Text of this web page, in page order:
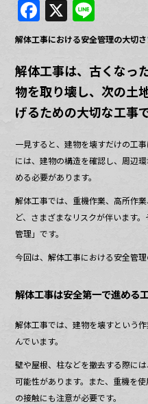
F
a
c
e
b
o
o
k
X
n
e
解体工事における安全管理の大切さ
解体工事は、古くなっ
物を取り壊し、次の土
げるための大切な工事で
一見すると、建物を壊すだけの工
には、建物の構造を確認し、周辺
める必要があります。
解体工事では、重機作業、高所作
ど、さまざまなリスクが伴います
管理」です。
今回は、解体工事における安全管
解体工事は安全第一で進める
解体工事では、建物を壊すという
んでいます。
壁や屋根、柱などを撤去する際に
可能性があります。また、重機を
の接触にも注意が必要です。